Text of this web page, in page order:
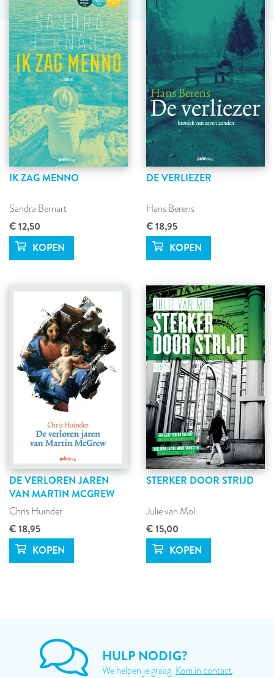
IK ZAG MENNO
Sandra Bernart
€ 12,50
DE VERLIEZER
Hans Berens
€ 18,95
DE VERLOREN JAREN
VAN MARTIN MCGREW
Chris Huinder
€ 18,95
STERKER DOOR STRIJD
Julie van Mol
€ 15,00
HULP NODIG?
We helpen je graag. Kom in contact.